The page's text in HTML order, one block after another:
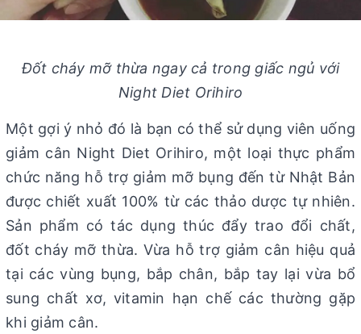
Đốt cháy mỡ thừa ngay cả trong giấc ngủ với
Night Diet Orihiro
Một gợi ý nhỏ đó là bạn có thể sử dụng viên uống
giảm cân Night Diet Orihiro, một loại thực phẩm
chức năng hỗ trợ giảm mỡ bụng đến từ Nhật Bản
được chiết xuất 100% từ các thảo dược tự nhiên.
Sản phẩm có tác dụng thúc đẩy trao đổi chất,
đốt cháy mỡ thừa. Vừa hỗ trợ giảm cân hiệu quả
tại các vùng bụng, bắp chân, bắp tay lại vừa bổ
sung chất xơ, vitamin hạn chế các thường gặp
khi giảm cân.